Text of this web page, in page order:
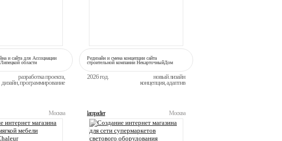
и сайта для Ассоциации
области
разработка проекта,
дизайн, программирование
Редизайн и смена концепции сайта
строительной компании НекарточныйДом
2026 год.
новый лизайн
концепция, адаптив
Москва lampadier Москва